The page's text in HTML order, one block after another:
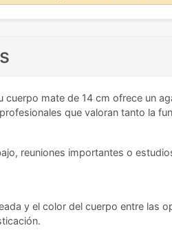
mate de 14 cm ofrece un
que valoran tanto la
reuniones importantes o
y el color del cuerpo entre las